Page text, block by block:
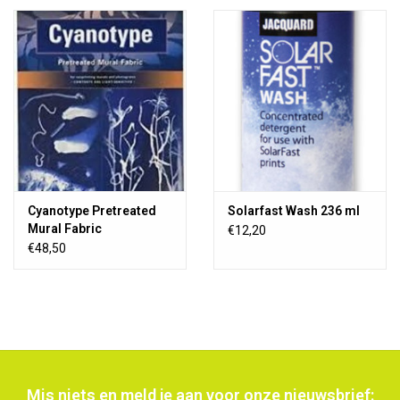
Cyanotype Pretreated
Mural Fabric
€48,50
Solarfast Wash 236 ml
€12,20
Mis niets en meld je aan voor onze nieuwsbrief: